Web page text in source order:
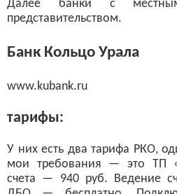
Далее банки с местным
представительством.
Банк Кольцо Урала
www.kubank.ru
тарифы:
У них есть два тарифа РКО,
мои требования — это ТП
счета — 940 руб. Ведение